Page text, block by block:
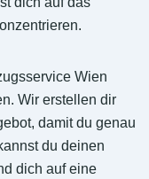
Wien
Wir erstellen dir
damit du genau
du deinen
dich auf eine